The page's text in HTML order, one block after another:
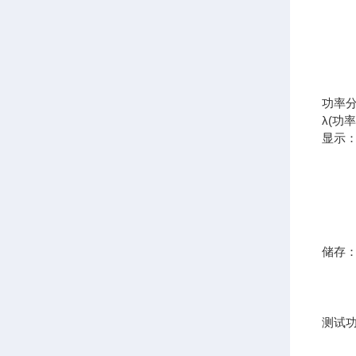
功率
λ(功
显示
储存
测试